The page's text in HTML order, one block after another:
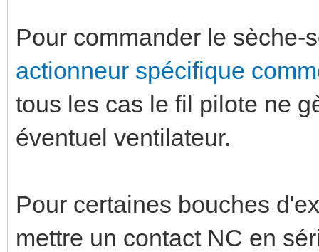
Pour commander le
actionneur spécifique
tous les cas le fil pilote ne
éventuel ventilateur.
Pour certaines bouches
mettre un contact NC en